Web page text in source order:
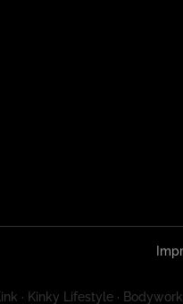
· Kinky Lifestyle ·